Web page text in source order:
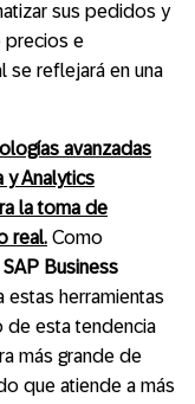
sus pedidos y
precios e
se reflejará en una
avanzadas
y Analytics
la toma de
real. Como
SAP Business
estas herramientas
esta tendencia
más grande de
que atiende a más